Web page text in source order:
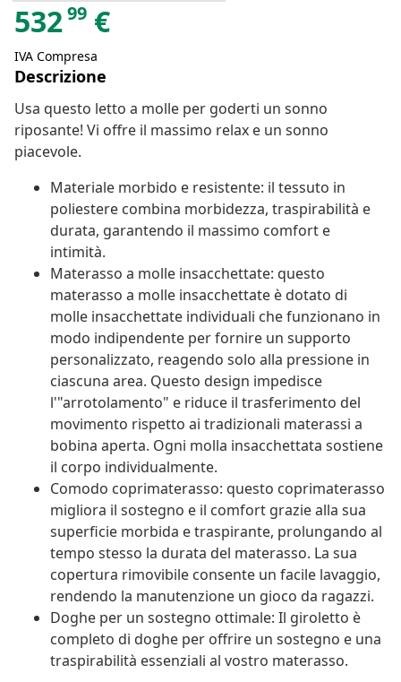
53299 €
IVA Compresa
Descrizione
Usa questo letto a molle per goderti un sonno
riposante! Vi offre il massimo relax e un sonno
piacevole.
Materiale morbido e resistente: il tessuto in
poliestere combina morbidezza, traspirabilità e
durata, garantendo il massimo comfort e
intimità.
Materasso a molle insacchettate: questo
materasso a molle insacchettate è dotato di
molle insacchettate individuali che funzionano in
modo indipendente per fornire un supporto
personalizzato, reagendo solo alla pressione in
ciascuna area. Questo design impedisce
l'"arrotolamento" e riduce il trasferimento del
movimento rispetto ai tradizionali materassi a
bobina aperta. Ogni molla insacchettata sostiene
il corpo individualmente.
Comodo coprimaterasso: questo coprimaterasso
migliora il sostegno e il comfort grazie alla sua
superficie morbida e traspirante, prolungando al
tempo stesso la durata del materasso. La sua
copertura rimovibile consente un facile lavaggio,
rendendo la manutenzione un gioco da ragazzi.
Doghe per un sostegno ottimale: Il giroletto è
completo di doghe per offrire un sostegno e una
traspirabilità essenziali al vostro materasso.